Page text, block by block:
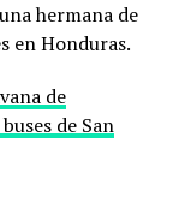
hermana de
en Honduras.
de
de San